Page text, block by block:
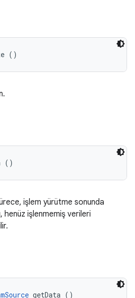
()
()
işlem yürütme sonunda
henüz işlenmemiş verileri
getData ()